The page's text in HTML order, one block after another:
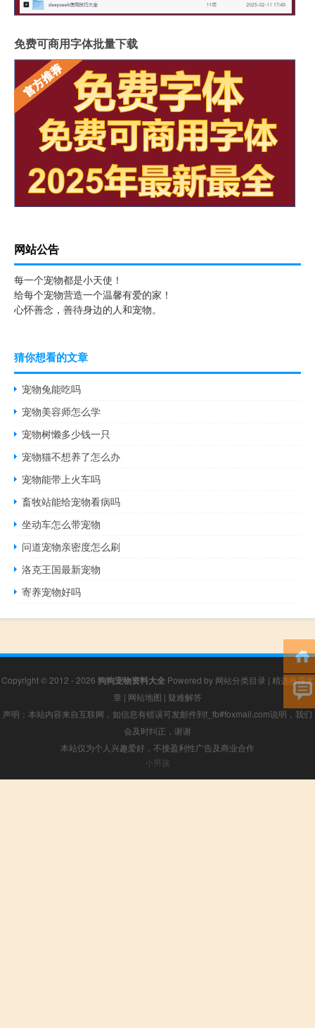
免费可商用字体批量下载
网站公告
每一个宠物都是小天使！
给每个宠物营造一个温馨有爱的家！
心怀善念，善待身边的人和宠物。
猜你想看的文章
宠物兔能吃吗
宠物美容师怎么学
宠物树懒多少钱一只
宠物猫不想养了怎么办
宠物能带上火车吗
畜牧站能给宠物看病吗
坐动车怎么带宠物
问道宠物亲密度怎么刷
洛克王国最新宠物
寄养宠物好吗
Copyright © 2012 - 2026 狗狗宠物资料大全Powered by 网站分类目录 | 精选推荐文
章 | 网站地图 | 疑难解答
声明：本站内容来自互联网，如信息有错误可发邮件到f_fb#foxmail.com说明，我们
会及时纠正，谢谢
本站仅为个人兴趣爱好，不接盈利性广告及商业合作
小男孩